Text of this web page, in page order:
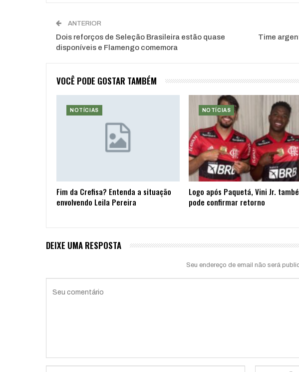
ANTERIOR
Dois reforços de Seleção Brasileira estão quase
disponíveis e Flamengo comemora
Time
VOCÊ PODE GOSTAR TAMBÉM
NOTÍCIAS
Fim da Crefisa? Entenda a situação
envolvendo Leila Pereira
NOTÍCIAS
Logo após Paquetá, Vini Jr.
pode confirmar retorno
DEIXE UMA RESPOSTA
Seu endereço de email não será